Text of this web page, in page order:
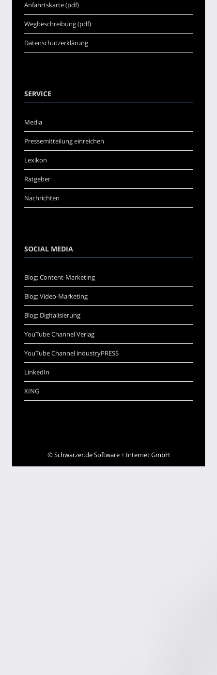
Anfahrtskarte (pdf)
Wegbeschreibung (pdf)
Datenschutzerklärung
SERVICE
Media
Pressemitteilung einreichen
Lexikon
Ratgeber
Nachrichten
SOCIAL MEDIA
Blog: Content-Marketing
Blog: Video-Marketing
Blog: Digitalisierung
YouTube Channel Verlag
YouTube Channel industryPRESS
LinkedIn
XING
©Schwarzer.de Software + Internet GmbH